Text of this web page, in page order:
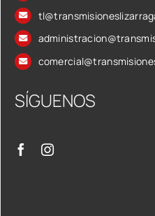
SÍGUENOS